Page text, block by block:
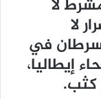
لا
لا
في
إيطاليا،
كثب.